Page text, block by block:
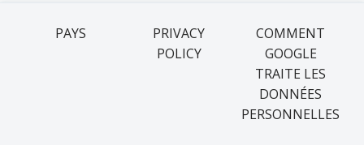
PAYS
PRIVACY
POLICY
COMMENT
GOOGLE
TRAITE LES
DONNÉES
PERSONNELLES